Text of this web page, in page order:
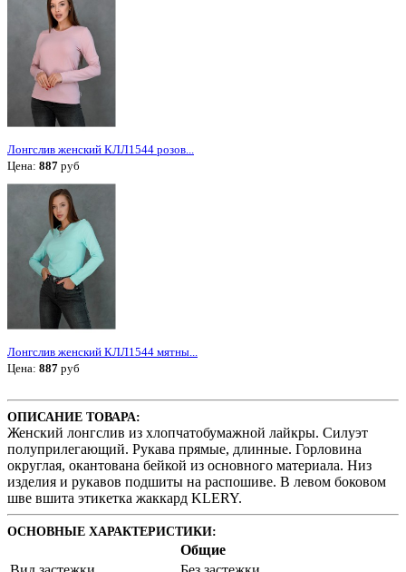
Лонгслив женский КЛЛ1544 розов...
Цена: 887 руб
Лонгслив женский КЛЛ1544 мятны...
Цена: 887 руб
ОПИСАНИЕ ТОВАРА:
Женский лонгслив из хлопчатобумажной лайкры. Силуэт
полуприлегающий. Рукава прямые, длинные. Горловина
округлая, окантована бейкой из основного материала. Низ
изделия и рукавов подшиты на распошиве. В левом боковом
шве вшита этикетка жаккард KLERY.
ОСНОВНЫЕ ХАРАКТЕРИСТИКИ:
Общие